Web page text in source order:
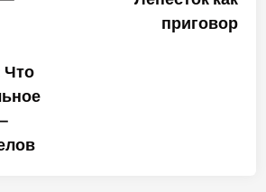
Что
приговор